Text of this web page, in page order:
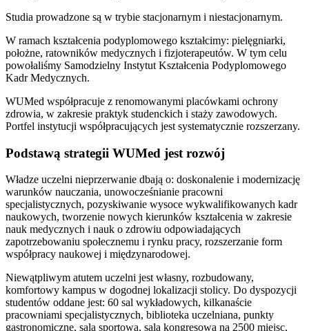
Studia prowadzone są w trybie stacjonarnym i niestacjonarnym.
W ramach kształcenia podyplomowego kształcimy: pielęgniarki,
położne, ratowników medycznych i fizjoterapeutów. W tym celu
powołaliśmy Samodzielny Instytut Kształcenia Podyplomowego
Kadr Medycznych.
WUMed współpracuje z renomowanymi placówkami ochrony
zdrowia, w zakresie praktyk studenckich i staży zawodowych.
Portfel instytucji współpracujących jest systematycznie rozszerzany.
Podstawą strategii WUMed jest rozwój
Władze uczelni nieprzerwanie dbają o: doskonalenie i modernizację
warunków nauczania, unowocześnianie pracowni
specjalistycznych, pozyskiwanie wysoce wykwalifikowanych kadr
naukowych, tworzenie nowych kierunków kształcenia w zakresie
nauk medycznych i nauk o zdrowiu odpowiadających
zapotrzebowaniu społecznemu i rynku pracy, rozszerzanie form
współpracy naukowej i międzynarodowej.
Niewątpliwym atutem uczelni jest własny, rozbudowany,
komfortowy kampus w dogodnej lokalizacji stolicy. Do dyspozycji
studentów oddane jest: 60 sal wykładowych, kilkanaście
pracowniami specjalistycznych, biblioteka uczelniana, punkty
gastronomiczne, sala sportowa, sala kongresowa na 2500 miejsc,